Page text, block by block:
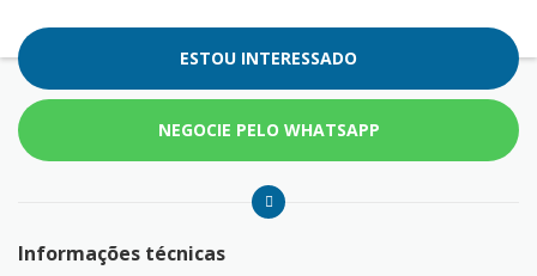
ESTOU INTERESSADO
NEGOCIE PELO WHATSAPP
Informações técnicas